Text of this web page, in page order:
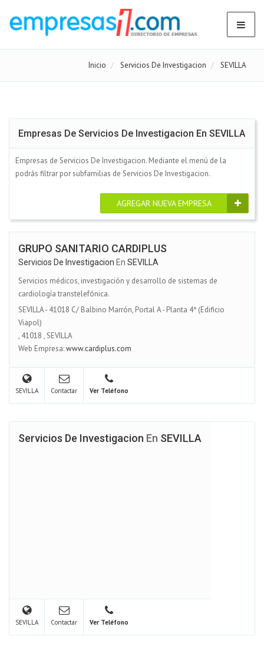
Inicio Servicios De Investigacion SEVILLA
Empresas De Servicios De Investigacion En SEVILLA
Empresas de Servicios De Investigacion. Mediante el menú de la
podrás filtrar por subfamilias de Servicios De Investigacion.
AGREGAR NUEVA EMPRESA
GRUPO SANITARIO CARDIPLUS
Servicios De Investigacion En SEVILLA
Servicios médicos, investigación y desarrollo de sistemas de
cardiología transtelefónica.
SEVILLA - 41018 C/ Balbino Marrón, Portal A - Planta 4ª (Edificio
Viapol)
, 41018 ,SEVILLA
Web Empresa:www.cardiplus.com
SEVILLA Contactar Ver Teléfono
Servicios De Investigacion En SEVILLA
SEVILLA Contactar Ver Teléfono